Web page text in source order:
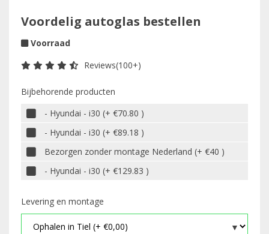
Voordelig autoglas bestellen
Voorraad
Reviews(100+)
Bijbehorende producten
- Hyundai - i30 (+ €70.80 )
- Hyundai - i30 (+ €89.18 )
Bezorgen zonder montage Nederland (+ €40 )
- Hyundai - i30 (+ €129.83 )
Levering en montage